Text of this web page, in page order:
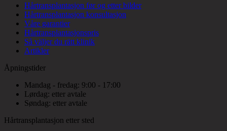
Hårtransplantasjon før og etter bilder
Hårtransplantasjon konsultasjon
Våre garantier
Hårtransplantasjonspris
Så väljer du rätt klinik
Artikler
Åpningstider
Mandag - fredag: 9:00 - 17:00
Lørdag: etter avtale
Søndag: etter avtale
Hårtransplantasjon etter sted